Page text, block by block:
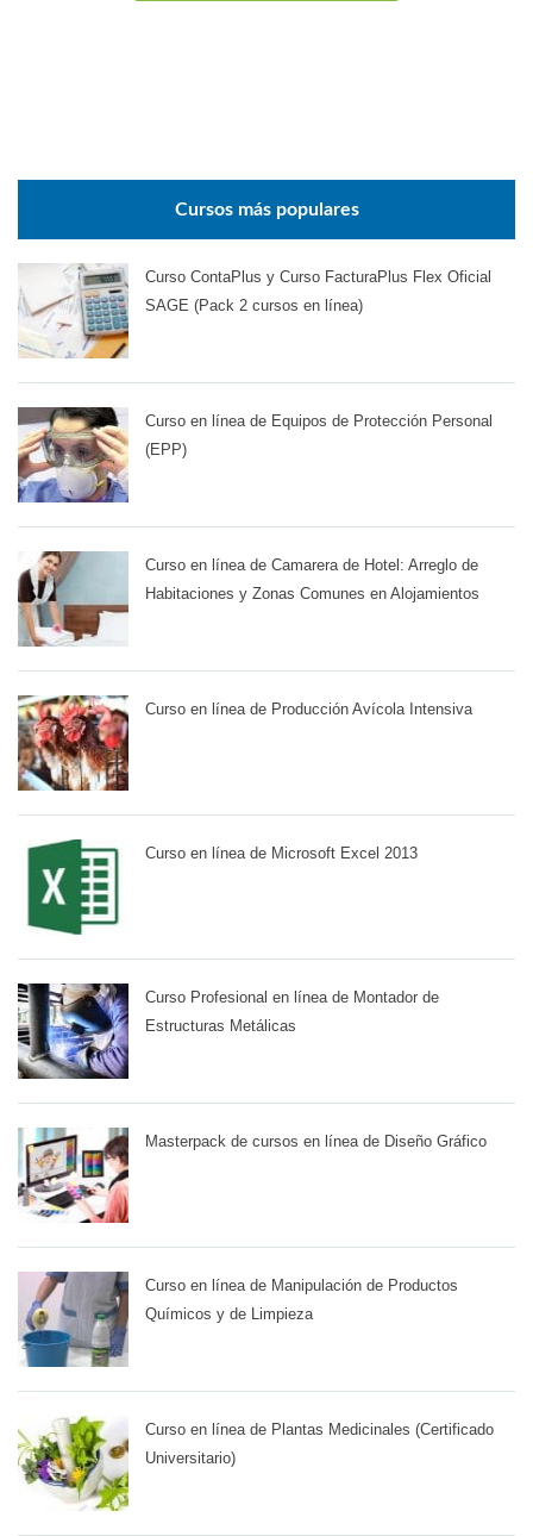
Cursos más populares
Curso ContaPlus y Curso FacturaPlus Flex Oficial
SAGE (Pack 2 cursos en línea)
Curso en línea de Equipos de Protección Personal
(EPP)
Curso en línea de Camarera de Hotel: Arreglo de
Habitaciones y Zonas Comunes en Alojamientos
Curso en línea de Producción Avícola Intensiva
Curso en línea de Microsoft Excel 2013
Curso Profesional en línea de Montador de
Estructuras Metálicas
Masterpack de cursos en línea de Diseño Gráfico
Curso en línea de Manipulación de Productos
Químicos y de Limpieza
Curso en línea de Plantas Medicinales (Certificado
Universitario)